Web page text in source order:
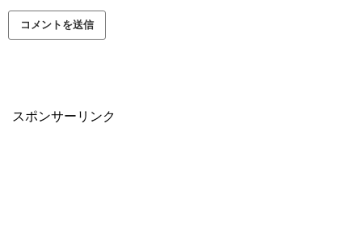
スポンサーリンク